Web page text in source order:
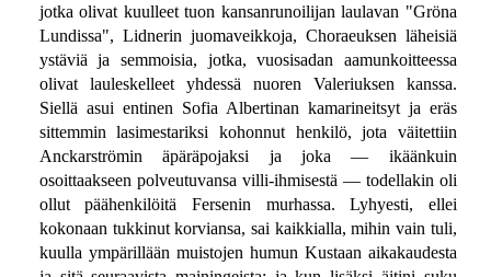
jotka olivat kuulleet tuon kansanrunoilijan laulavan "Gröna
Lundissa", Lidnerin juomaveikkoja, Choraeuksen läheisiä
ystäviä ja semmoisia, jotka, vuosisadan aamunkoitteessa
olivat lauleskelleet yhdessä nuoren Valeriuksen kanssa.
Siellä asui entinen Sofia Albertinan kamarineitsyt ja eräs
sittemmin lasimestariksi kohonnut henkilö, jota väitettiin
Anckarströmin äpäräpojaksi ja joka — ikäänkuin
osoittaakseen polveutuvansa villi-ihmisestä — todellakin oli
ollut päähenkilöitä Fersenin murhassa. Lyhyesti, ellei
kokonaan tukkinut korviansa, sai kaikkialla, mihin vain tuli,
kuulla ympärillään muistojen humun Kustaan aikakaudesta